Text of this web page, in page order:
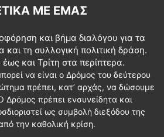
ΜΕ ΕΜΆΣ
και βήμα διαλόγου για τα
και τη συλλογική πολιτική δράση.
και Τρίτη στα περίπτερα.
να είναι ο Δρόμος του δεύτερου
πρέπει, κατ’ αρχάς, να δώσουμε
Δρόμος πρέπει ενσυνείδητα και
ως συμβολή διεξόδου της
την καθολική κρίση.